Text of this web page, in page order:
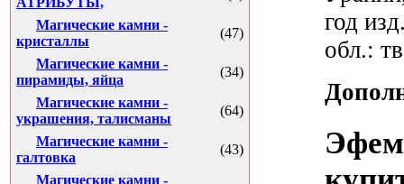
Магические камни -
кристаллы
(47)
Магические камни -
пирамиды, яйца
(34)
Магические камни -
украшения, талисманы
(64)
Магические камни -
галтовка
(43)
Магические камни -
год
обл.: